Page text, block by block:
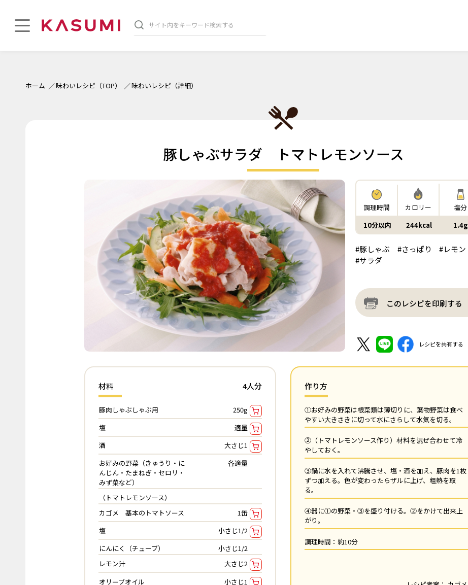
ホーム 味わいレシピ（TOP） 味わいレシピ（詳細）
豚しゃぶサラダ トマトレモンソース
調理時間
10分以内
カロリー
244kcal
塩分
1.4g
#豚しゃぶ #さっぱり
#レモン
#サラダ
このレシピを印刷する
レシピを共有する
材料 4人分
豚肉しゃぶしゃぶ用
250g
塩
適量
酒
大さじ1
お好みの野菜（きゅうり・に
んじん・たまねぎ・セロリ・
みず菜など）
各適量
（トマトレモンソース）
カゴメ 基本のトマトソース
1缶
塩
小さじ1/2
にんにく（チューブ）
小さじ1/2
レモン汁
大さじ2
オリーブオイル
小さじ1
作り方
①お好みの野菜は根菜類は薄切りに、葉物野菜は食べ
やすい大きさきに切って水にさらして水気を切る。
②（トマトレモンソース作り）材料を混ぜ合わせて冷
やしておく。
③鍋に水を入れて沸騰させ、塩・酒を加え、豚肉を1枚
ずつ加える。色が変わったらザルに上げ、粗熱を取
る。
④器に①の野菜・③を盛り付ける。②をかけて出来上
がり。
調理時間：約10分
印刷する